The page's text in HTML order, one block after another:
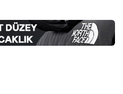
tüketilmesi önlenir
düzeni oluşturulabilir. Öğün